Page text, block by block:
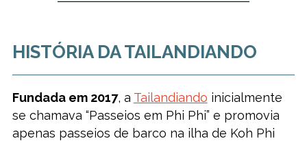
HISTÓRIA DA TAILANDIANDO
Fundada em 2017, a Tailandiando inicialmente
se chamava “Passeios em Phi Phi” e promovia
apenas passeios de barco na ilha de Koh Phi